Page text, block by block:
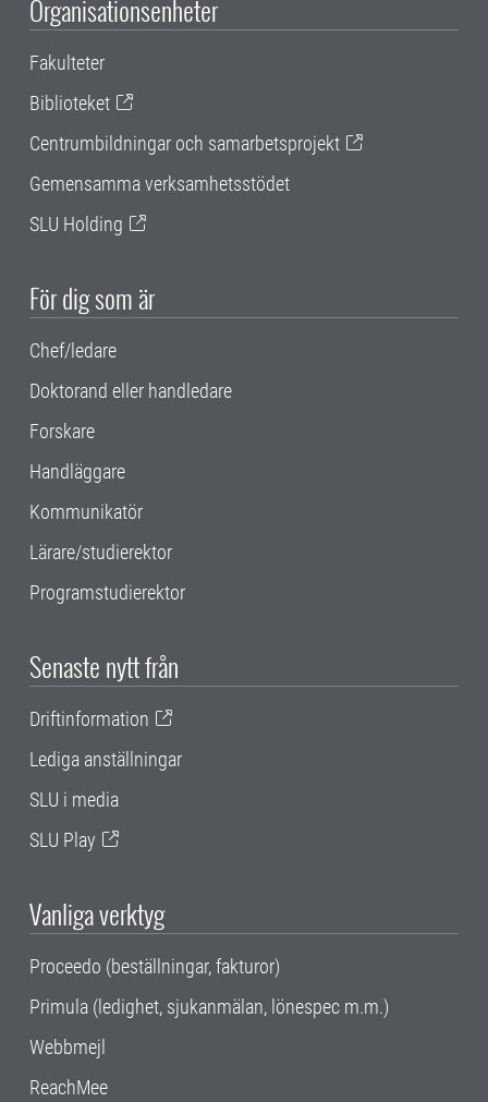
Organisationsenheter
Fakulteter
Biblioteket
Centrumbildningar och samarbetsprojekt
Gemensamma verksamhetsstödet
SLU Holding
För dig som är
Chef/ledare
Doktorand eller handledare
Forskare
Handläggare
Kommunikatör
Lärare/studierektor
Programstudierektor
Senaste nytt från
Driftinformation
Lediga anställningar
SLU i media
SLU Play
Vanliga verktyg
Proceedo (beställningar, fakturor)
Primula (ledighet, sjukanmälan, lönespec m.m.)
Webbmejl
ReachMee